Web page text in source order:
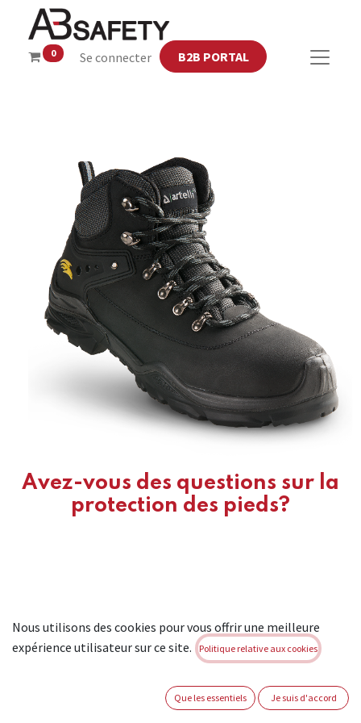
0 Se connecter B2B PORTAL
Avez-vous des questions sur la
protection des pieds?
Nous utilisons des cookies pour vous offrir une meilleure
expérience utilisateur sur ce site.
Politique relative aux cookies
Que les essentiels Je suis d'accord